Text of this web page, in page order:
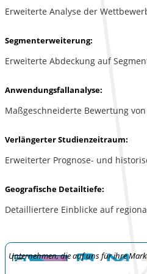
Erweiterte Analyse der
Segmenterweiterung:
Erweiterte Abdeckung auf
Anwendungsfallanalyse:
Maßgeschneiderte Bewertung
Verlängerter Studienzeitraum:
Erweiterter Prognose- und
Geografische Detailtiefe:
Detailliertere Einblicke auf
Unternehmen, die auf uns für ihre